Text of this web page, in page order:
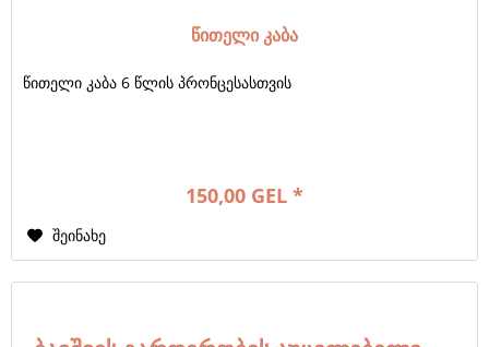
წითელი კაბა
წითელი კაბა 6 წლის პრონცესასთვის
150,00 GEL *
შეინახე